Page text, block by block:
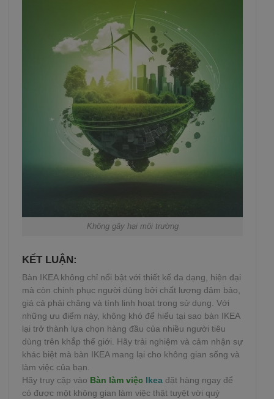
Không gây hại môi trường
KẾT LUẬN:
Bàn IKEA không chỉ nổi bật với thiết kế đa dạng, hiện đại
mà còn chinh phục người dùng bởi chất lượng đảm bảo,
giá cả phải chăng và tính linh hoạt trong sử dụng. Với
những ưu điểm này, không khó để hiểu tại sao bàn IKEA
lại trở thành lựa chọn hàng đầu của nhiều người tiêu
dùng trên khắp thế giới. Hãy trải nghiệm và cảm nhận sự
khác biệt mà bàn IKEA mang lại cho không gian sống và
làm việc của bạn.
Hãy truy cập vào Bàn làm việc Ikea đặt hàng ngay để
có được một không gian làm việc thật tuyệt vời quý